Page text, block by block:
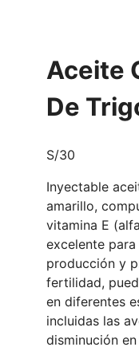
Aceite
De
S/30
Inyectable
amarillo,
vitamina E
excelente para
producción y
fertilidad,
en diferentes
incluidas las
disminución